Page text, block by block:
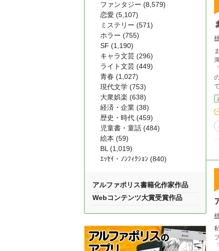
私
プルと
ファンタジー (8,579)
恋愛 (5,107)
ミステリー (571)
ホラー (755)
SF (1,190)
キャラ文芸 (296)
ライト文芸 (449)
青春 (1,027)
現代文学 (753)
大衆娯楽 (638)
経済・企業 (38)
歴史・時代 (459)
児童書・童話 (484)
絵本 (59)
BL (1,019)
ｴｯｾｲ・ﾉﾝﾌｨｸｼｮﾝ (840)
アルファポリス書籍化作家作品
Webコンテンツ大賞受賞作品